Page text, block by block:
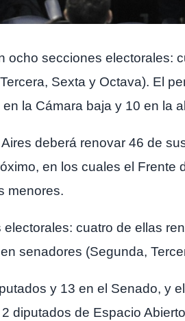
ocho secciones electorales:
Sexta y Octava). El
la Cámara baja y 10 en la
deberá renovar 46 de
en los cuales el
menores.
cuatro de ellas
senadores (Segunda,
y 13 en el Senado, y
diputados de Espacio